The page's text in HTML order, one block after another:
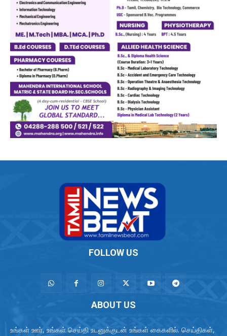
FOLLOW US
ABOUT US
உங்கள் ஊர், உங்கள் செய்தி உடனுக்குடன் உங்கள் கைகளில். செய்திகள்,